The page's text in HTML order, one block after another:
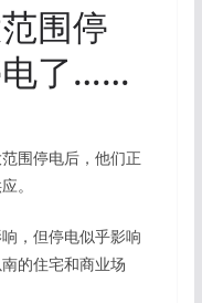
围停
电了……
围停电后，他们正
。
，但停电似乎影响
的住宅和商业场